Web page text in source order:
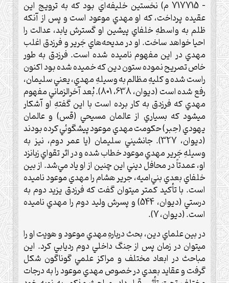
– 717715 م) نخستين خليفه‌اي بود كه به ترويج اين
عقيده پرداخت، كه او مهدي موعود است و پس از آنكه
ظلم به واسطهِ خلفاي پيشين او گسترش يابد، عدالت را
احيا خواهد ساخت. او در مديحه‌هاي جَرير و فرزدق اغلب
مهدي در اين مفهوم ناميده شده است. فرزدق به طور
خاص تصريح نموده ستون دين كه خميده شده بود اكنون
راست شده و كليهِ مظالم به وسيلهِ مهدي، يعني سليمان،
رفع شده است (ديوان، 638، 801). بُعد آخرالزماني مفهوم
مهدي كه فرزدق به كار برده است با اين گفتهِ او آشكار
ميشود كه بسياري از عالمان مسيحي (قس) و عالمان
يهودي (حِبر) حكومت مهدي موعود پيشگوئي كرده بودند
(ديوان، 327). جانشيني سليمان (يا عمر دوم، نيز به
وسيلهِ جَرير مهدي موعود خطاب شده و در اثر تقواي زبانزد
او، عمدتاً در محافل ديني اين چنين از او ياد مي‌شد. از بين
خلفاي بعدي بني‌اميه، جرير هشام را مهدي موعود ناميده
است. با تأكيد كمتر ميتوان گفت كه فرزدق يزيد دوم به
درستي (ديوان، 544) و پسرش وليد دوم را مهدي ناميده
است. (ديوان، 7).
در بين علماي دين، بحث دربارهِ مهدي موعود و هويت او را
ميتوان در زمان پس از جنگ داخلي دوم رديابي كرد. اين
مباحث در ابعاد مختلف و مراكز علمي گوناگون شكل
گرفت و عقايد بعدي در خصوص مهدي موعود را به درجات